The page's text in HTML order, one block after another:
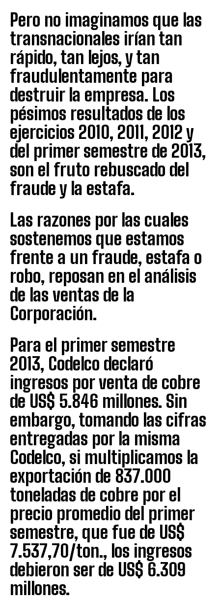
Pero no imaginamos que las
transnacionales irían tan
rápido, tan lejos, y tan
fraudulentamente para
destruir la empresa. Los
pésimos resultados de los
ejercicios 2010, 2011, 2012 y
del primer semestre de 2013,
son el fruto rebuscado del
fraude y la estafa.
Las razones por las cuales
sostenemos que estamos
frente a un fraude, estafa o
robo, reposan en el análisis
de las ventas de la
Corporación.
Para el primer semestre
2013, Codelco declaró
ingresos por venta de cobre
de US$ 5.846 millones. Sin
embargo, tomando las cifras
entregadas por la misma
Codelco, si multiplicamos la
exportación de 837.000
toneladas de cobre por el
precio promedio del primer
semestre, que fue de US$
7.537,70/ton., los ingresos
debieron ser de US$ 6.309
millones.